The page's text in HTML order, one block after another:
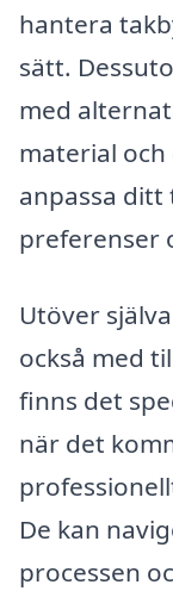
hantera
sätt.
med
material
anpassa
preferenser
Utöver
också med
finns det
när det
De kan
processen